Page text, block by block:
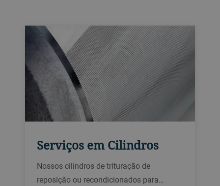
Serviços em Cilindros
Nossos cilindros de trituração de
reposição ou recondicionados para